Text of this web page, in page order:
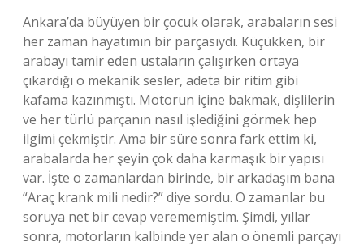
Ankara’da büyüyen bir çocuk olarak, arabaların sesi
her zaman hayatımın bir parçasıydı. Küçükken, bir
arabayı tamir eden ustaların çalışırken ortaya
çıkardığı o mekanik sesler, adeta bir ritim gibi
kafama kazınmıştı. Motorun içine bakmak, dişlilerin
ve her türlü parçanın nasıl işlediğini görmek hep
ilgimi çekmiştir. Ama bir süre sonra fark ettim ki,
arabalarda her şeyin çok daha karmaşık bir yapısı
var. İşte o zamanlardan birinde, bir arkadaşım bana
“Araç krank mili nedir?” diye sordu. O zamanlar bu
soruya net bir cevap verememiştim. Şimdi, yıllar
sonra, motorların kalbinde yer alan o önemli parçayı